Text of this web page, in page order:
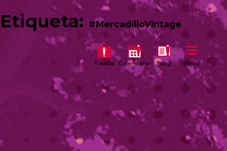
Tienda Calendario Blog Menú
Etiqueta: #MercadilloVintage